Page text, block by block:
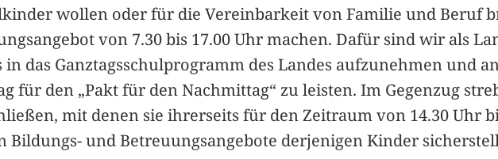
wollen oder für die Vereinbarkeit von Familie und Beruf
von 7.30 bis 17.00 Uhr machen. Dafür sind wir als
das Ganztagsschulprogramm des Landes aufzunehmen und
für den „Pakt für den Nachmittag“ zu leisten. Im Gegenzug
mit denen sie ihrerseits für den Zeitraum von 14.30 Uhr
und Betreuungsangebote derjenigen Kinder